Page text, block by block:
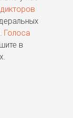
Голоса
в